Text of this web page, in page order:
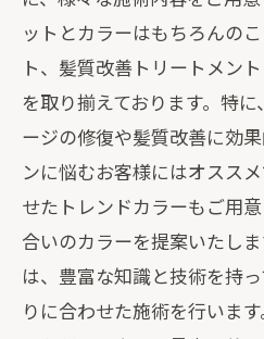
ットとカラーはもちろんの
ト、髪質改善トリートメン
を取り揃えております。特
ージの修復や髪質改善に効
ンに悩むお客様にはオスス
せたトレンドカラーもご用
合いのカラーを提案いたし
は、豊富な知識と技術を持
りに合わせた施術を行いま